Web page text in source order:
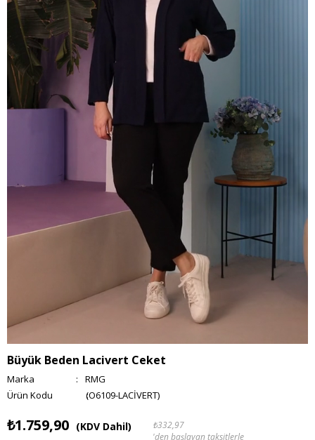
Büyük Beden Lacivert Ceket
Marka :
RMG
(O6109-LACİVERT)
₺1.759,90 (KDV Dahil)
₺332,97
'den başlayan taksitlerle